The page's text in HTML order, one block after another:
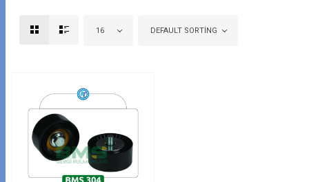
16 DEFAULT SORTING